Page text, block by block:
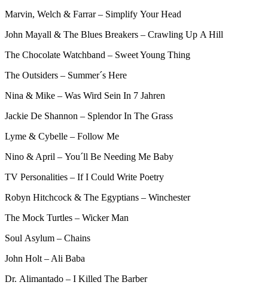
Marvin, Welch & Farrar – Simplify Your Head
John Mayall & The Blues Breakers – Crawling Up A Hill
The Chocolate Watchband – Sweet Young Thing
The Outsiders – Summer´s Here
Nina & Mike – Was Wird Sein In 7 Jahren
Jackie De Shannon – Splendor In The Grass
Lyme & Cybelle – Follow Me
Nino & April – You´ll Be Needing Me Baby
TV Personalities – If I Could Write Poetry
Robyn Hitchcock & The Egyptians – Winchester
The Mock Turtles – Wicker Man
Soul Asylum – Chains
John Holt – Ali Baba
Dr. Alimantado – I Killed The Barber